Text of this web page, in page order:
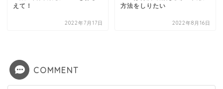
えて！
2022年7月17日
方法をしりたい
2022年8月16日
COMMENT